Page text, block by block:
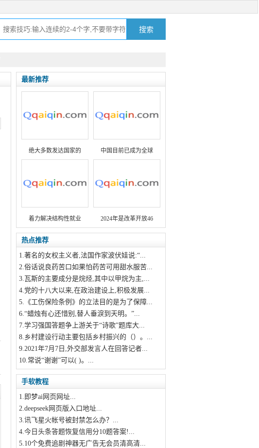
最新推荐
绝大多数发达国家的 中国目前已成为全球
着力解决结构性就业 2024年是改革开放46
热点推荐
1.著名的女权主义者,法国作家波伏娃说:“...
2.俗话说良药苦口如果怕药苦可用甜水服苦...
3.瓦斯的主要成分是烷烃,其中以甲烷为主,...
4.党的十八大以来,在政治建设上,积极发展...
5.《工伤保险条例》的立法目的是为了保障...
6.“蜡烛有心还惜别,替人垂淚到天明。”...
7.学习强国答题争上游关于“诗歌”题库大...
8.乡村建设行动主要包括乡村振兴的（）。...
9.2021年7月7日,外交部发言人在回答记者...
10.常说“谢谢”可以( )。...
手软教程
1.即梦ai网页网址...
2.deepseek网页版入口地址...
3.讯飞星火帐号被封禁怎么办？...
4.今日头条答题恢复信用分10题答案!...
5.10个免费追剧神器无广告无会员清高清...